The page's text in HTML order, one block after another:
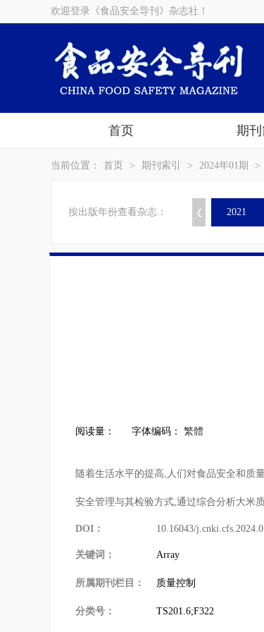
欢迎登录《食品安全导刊》杂志社！
首页 期
当前位置： 首页 > 期刊索引 > 2024年01期 >
按出版年份查看杂志： 2021
阅读量： 字体编码： 繁體
随着生活水平的提高,人们对食品安全和质
安全管理与其检验方式,通过综合分析大米
DOI： 10.16043/
关键词： Array
所属期刊栏目： 质量控制
分类号： TS201.6;F322